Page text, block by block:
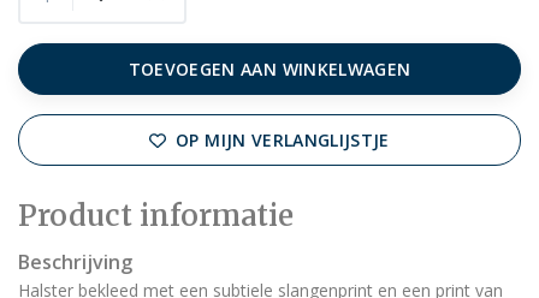
TOEVOEGEN AAN WINKELWAGEN
OP MIJN VERLANGLIJSTJE
Product informatie
Beschrijving
Halster bekleed met een subtiele slangenprint en een print van